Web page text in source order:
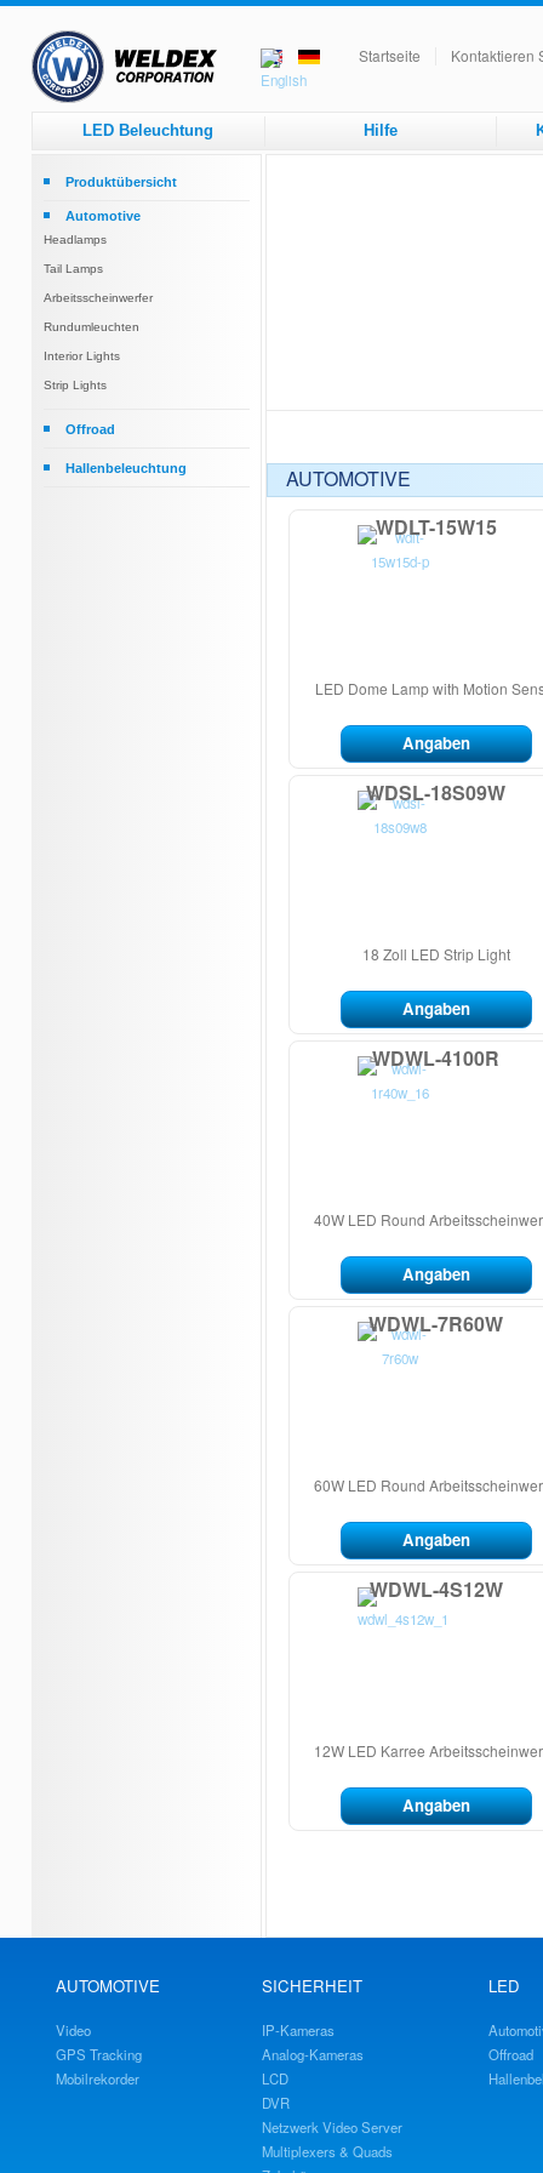
Startseite Kontaktieren
LED Beleuchtung Hilfe
Produktübersicht
Automotive
Headlamps
Tail Lamps
Arbeitsscheinwerfer
Rundumleuchten
Interior Lights
Strip Lights
Offroad
Hallenbeleuchtung
AUTOMOTIVE
WDLT-15W15
LED Dome Lamp with Motion
Angaben
WDSL-18S09W
18 Zoll LED Strip Light
Angaben
WDWL-4100R
40W LED Round
Angaben
WDWL-7R60W
60W LED Round
Angaben
WDWL-4S12W
12W LED Karree
Angaben
AUTOMOTIVE
Video
GPS Tracking
Mobilrekorder
SICHERHEIT
IP-Kameras
Analog-Kameras
LCD
DVR
Netzwerk Video Server
Multiplexers & Quads
LED
Offroad